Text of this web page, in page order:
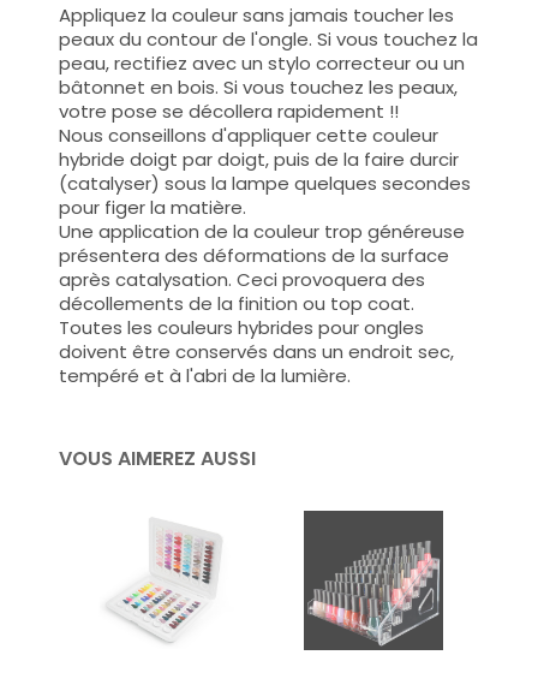
Appliquez la couleur sans jamais toucher les
peaux du contour de l'ongle. Si vous touchez la
peau, rectifiez avec un stylo correcteur ou un
bâtonnet en bois. Si vous touchez les peaux,
votre pose se décollera rapidement !!
Nous conseillons d'appliquer cette couleur
hybride doigt par doigt, puis de la faire durcir
(catalyser) sous la lampe quelques secondes
pour figer la matière.
Une application de la couleur trop généreuse
présentera des déformations de la surface
après catalysation. Ceci provoquera des
décollements de la finition ou top coat.
Toutes les couleurs hybrides pour ongles
doivent être conservés dans un endroit sec,
tempéré et à l'abri de la lumière.
VOUS AIMEREZ AUSSI